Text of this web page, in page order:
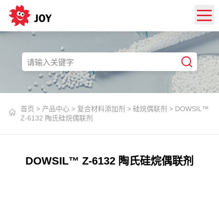
首页 > 产品中心> 复合材料添加剂 > 硅烷偶联剂 > DOWSIL™
Z-6132 陶氏硅烷偶联剂
DOWSIL™ Z-6132 陶氏硅烷偶联剂